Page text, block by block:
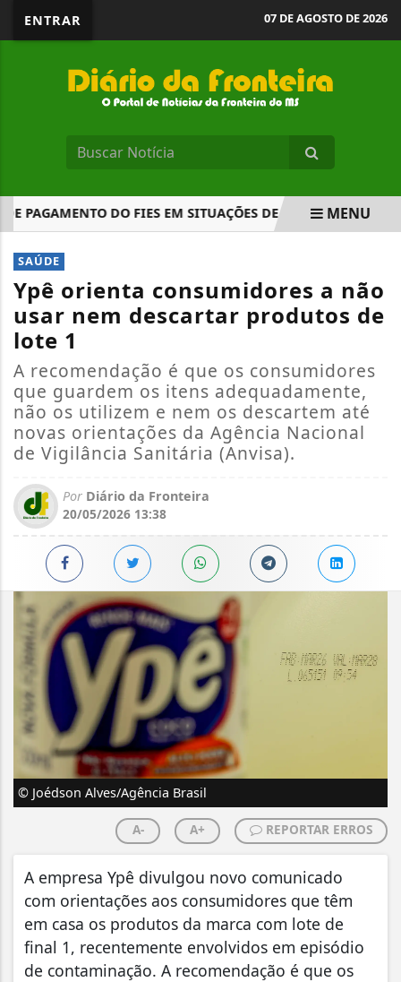
ENTRAR 07 DE AGOSTO DE 2026
PAGAMENTO DO FIES EM SITUAÇÕES DE CALAMIDADE
EM ALTA
MENU
SAÚDE
Ypê orienta consumidores a não
usar nem descartar produtos de
lote 1
A recomendação é que os consumidores
que guardem os itens adequadamente,
não os utilizem e nem os descartem até
novas orientações da Agência Nacional
de Vigilância Sanitária (Anvisa).
Por Diário da Fronteira
20/05/2026 13:38
© Joédson Alves/Agência Brasil
A- A+ REPORTAR ERROS
A empresa Ypê divulgou novo comunicado
com orientações aos consumidores que têm
em casa os produtos da marca com lote de
final 1, recentemente envolvidos em episódio
de contaminação. A recomendação é que os